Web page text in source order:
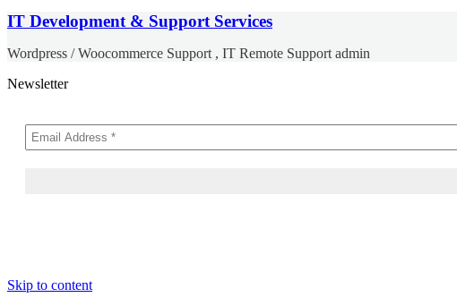
IT Development & Support Services
Wordpress / Woocommerce Support , IT Remote Support admin
Newsletter
Skip to content